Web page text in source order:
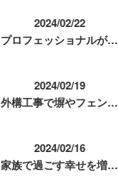
2024/02/22
プロフェッショナルが…
2024/02/19
外構工事で塀やフェン…
2024/02/16
家族で過ごす幸せを増…